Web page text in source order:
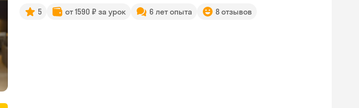
5 от 1590 ₽ за урок 6 лет опыта 8 отзывов